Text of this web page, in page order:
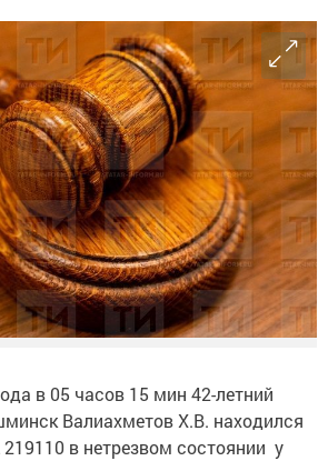
в 05 часов 15 мин 42-летний
Валиахметов Х.В. находился
в нетрезвом состоянии у